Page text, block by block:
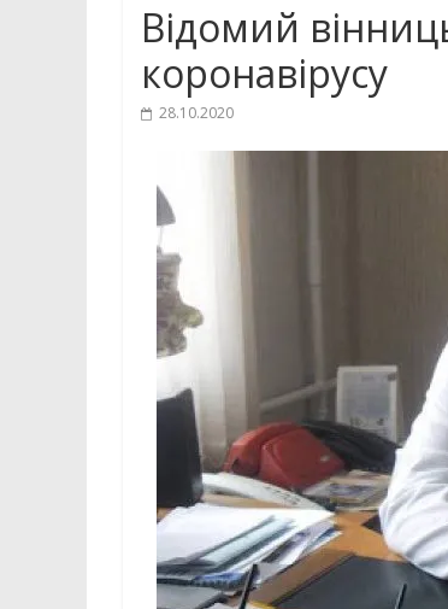
Відомий
коронавірусу
28.10.2020